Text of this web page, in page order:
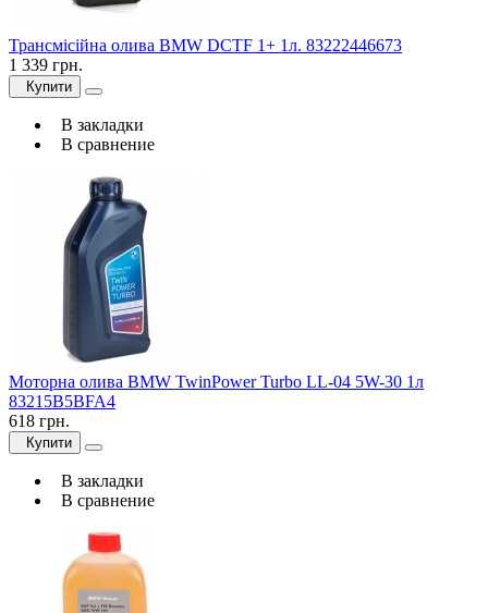
Трансмісійна олива BMW DCTF 1+ 1л. 83222446673
1 339 грн.
Купити
В закладки
В сравнение
Моторна олива BMW TwinPower Turbo LL-04 5W-30 1л
83215B5BFA4
618 грн.
Купити
В закладки
В сравнение